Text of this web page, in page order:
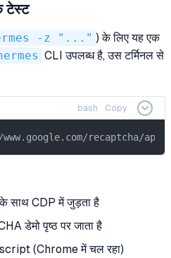
टेस्ट
-z "..." ) के लिए यह एक
CLI उपलब्ध है, उस टर्मिनल से
bash Copy
recaptcha/api2/
साथ CDP में जुड़ता है
डेमो पृष्ठ पर जाता है
(Chrome में चल रहा)